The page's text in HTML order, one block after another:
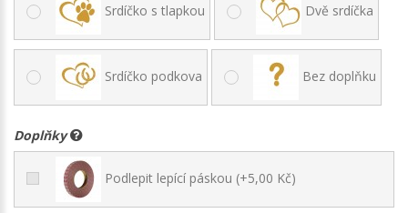
Srdíčko s tlapkou Dvě srdíčka
Srdíčko podkova Bez doplňku
Doplňky
Podlepit lepící páskou (+5,00 Kč)